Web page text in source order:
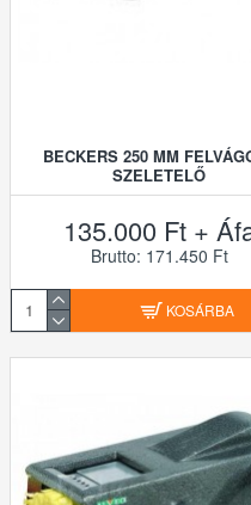
BECKERS 250 MM
SZELETELŐ
135.000 Ft +
Brutto: 171.450 Ft
KOSÁRBA